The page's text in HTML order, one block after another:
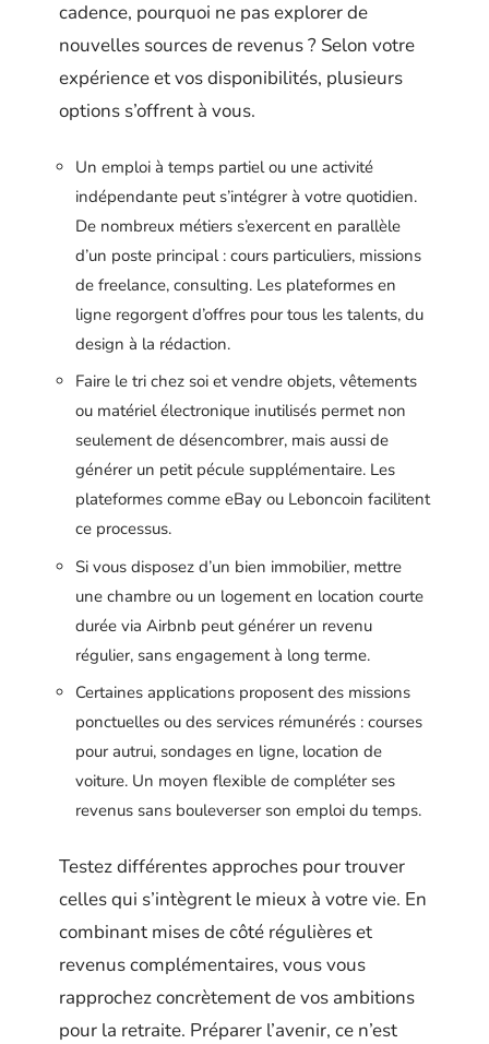
cadence, pourquoi ne pas explorer de
nouvelles sources de revenus ? Selon votre
expérience et vos disponibilités, plusieurs
options s’offrent à vous.
Un emploi à temps partiel ou une activité
indépendante peut s’intégrer à votre quotidien.
De nombreux métiers s’exercent en parallèle
d’un poste principal : cours particuliers, missions
de freelance, consulting. Les plateformes en
ligne regorgent d’offres pour tous les talents, du
design à la rédaction.
Faire le tri chez soi et vendre objets, vêtements
ou matériel électronique inutilisés permet non
seulement de désencombrer, mais aussi de
générer un petit pécule supplémentaire. Les
plateformes comme eBay ou Leboncoin facilitent
ce processus.
Si vous disposez d’un bien immobilier, mettre
une chambre ou un logement en location courte
durée via Airbnb peut générer un revenu
régulier, sans engagement à long terme.
Certaines applications proposent des missions
ponctuelles ou des services rémunérés : courses
pour autrui, sondages en ligne, location de
voiture. Un moyen flexible de compléter ses
revenus sans bouleverser son emploi du temps.
Testez différentes approches pour trouver
celles qui s’intègrent le mieux à votre vie. En
combinant mises de côté régulières et
revenus complémentaires, vous vous
rapprochez concrètement de vos ambitions
pour la retraite. Préparer l’avenir, ce n’est